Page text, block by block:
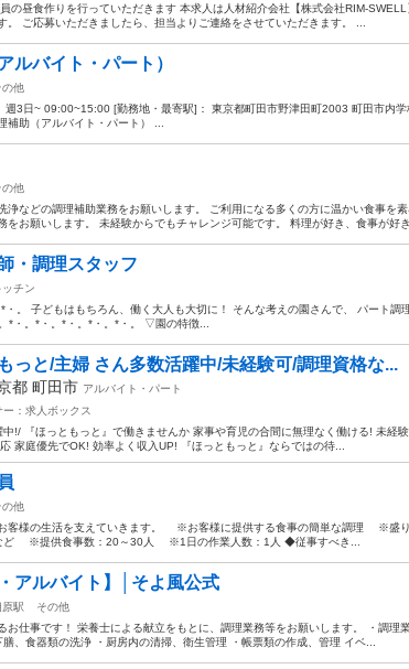
の昼食作りを行っていただきます 本求人は人材紹介会社【株式会社RIM-
。 ご応募いただきましたら、担当よりご連絡をさせていただきます。 ...
ルバイト・パート）
の他
週3日~ 09:00~15:00 [勤務地・最寄駅]： 東京都町田市野津田町2003 町田市内学
助（アルバイト・パート） ...
の他
浄などの調理補助業務をお願いします。 ご利用になる多くの方に温かい食事を素
をお願いします。 未経験からでもチャレンジ可能です。 料理が好き、食事が好き
・調理スタッフ
ッチン
・。 子どもはもちろん、働く大人も大切に！ そんな考えの園さんで、 パート調
*・。*・。*・。*・。*・。 ▽園の特徴...
っと/主婦 さん多数活躍中/未経験可/調理資格な...
都 町田市 アルバイト・パート
ー：求人ボックス
中!/ 『ほっともっと』で働きませんか 家事や育児の合間に無理なく働ける! 未経
家庭優先でOK! 効率よく収入UP! 『ほっともっと』ならではの待...
の他
お客様の生活を支えていきます。 ※お客様に提供する食事の簡単な調理 ※盛
※提供食事数：20～30人 ※1日の作業人数：1人 ◆従事すべき...
アルバイト】│そよ風公式
原駅
その他
お仕事です！ 栄養士による献立をもとに、調理業務等をお願いします。 ・調理
、食器類の洗浄 ・厨房内の清掃、衛生管理 ・帳票類の作成、管理 イベ...